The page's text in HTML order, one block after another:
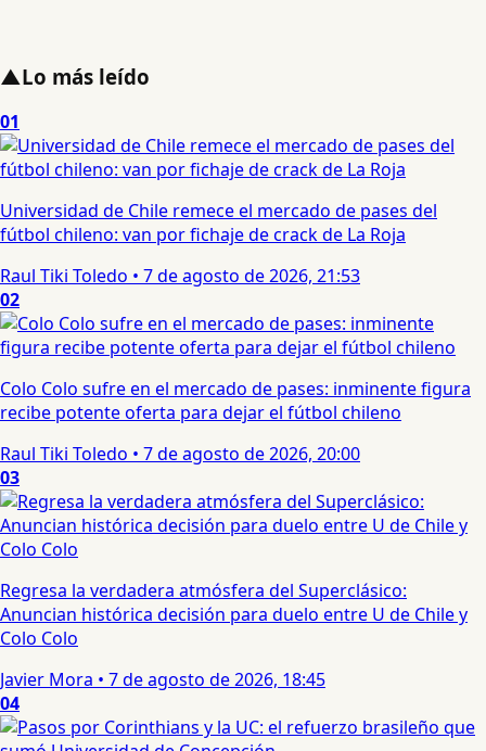
▲Lo más leído
01
Universidad de Chile remece el mercado de pases del
fútbol chileno: van por fichaje de crack de La Roja
Raul Tiki Toledo • 7 de agosto de 2026, 21:53
02
Colo Colo sufre en el mercado de pases: inminente figura
recibe potente oferta para dejar el fútbol chileno
Raul Tiki Toledo • 7 de agosto de 2026, 20:00
03
Regresa la verdadera atmósfera del Superclásico:
Anuncian histórica decisión para duelo entre U de Chile y
Colo Colo
Javier Mora • 7 de agosto de 2026, 18:45
04